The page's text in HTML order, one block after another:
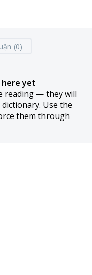
(0)
here yet
reading — they will
Use the
them through